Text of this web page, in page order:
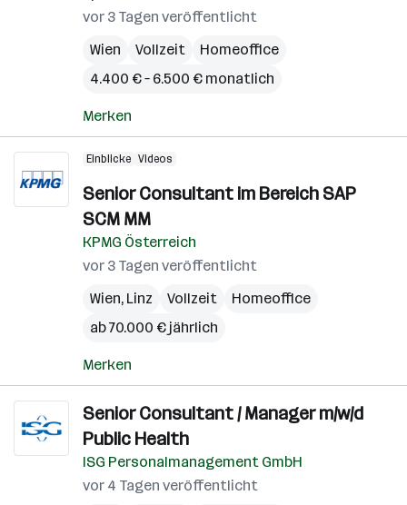
vor 3 Tagen veröffentlicht
Wien
Vollzeit
Homeoffice
4.400 € – 6.500 € monatlich
Merken
Einblicke Videos
Senior Consultant im Bereich SAP
SCM MM
KPMG Österreich
vor 3 Tagen veröffentlicht
Wien, Linz Vollzeit
Homeoffice
ab 70.000 € jährlich
Merken
Senior Consultant / Manager m/w/d
Public Health
ISG Personalmanagement GmbH
vor 4 Tagen veröffentlicht